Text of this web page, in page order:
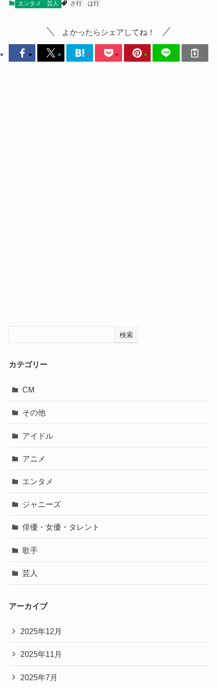
エンタメ 芸人 さ行 は行
よかったらシェアしてね！
検索
カテゴリー
CM
その他
アイドル
アニメ
エンタメ
ジャニーズ
俳優・女優・タレント
歌手
芸人
アーカイブ
2025年12月
2025年11月
2025年7月